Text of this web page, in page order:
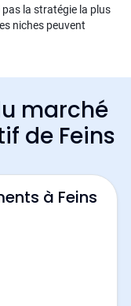
la stratégie la plus
niches peuvent
marché
de Feins
à Feins